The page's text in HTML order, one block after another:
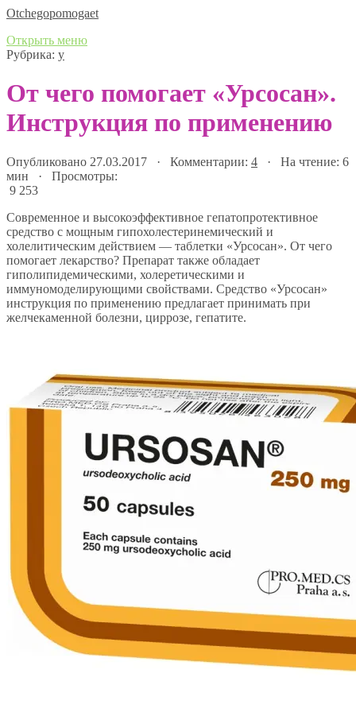
Оtchegopomogaet
Открыть меню
Рубрика: у
От чего помогает «Урсосан».
Инструкция по применению
Опубликовано 27.03.2017 · Комментарии: 4 · На чтение: 6
мин · Просмотры:
9 253
Современное и высокоэффективное гепатопротективное
средство с мощным гипохолестеринемический и
холелитическим действием — таблетки «Урсосан». От чего
помогает лекарство? Препарат также обладает
гиполипидемическими, холеретическими и
иммуномоделирующими свойствами. Средство «Урсосан»
инструкция по применению предлагает принимать при
желчекаменной болезни, циррозе, гепатите.